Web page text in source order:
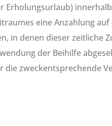
Erholungsurlaub)
eine Anzahlung
in denen dieser
der Beihilfe
zweckentsprechende